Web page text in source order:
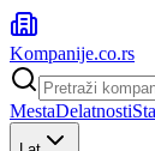
Kompanije.co.rs
MestaDelatnosti